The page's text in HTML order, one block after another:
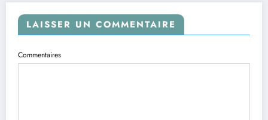
LAISSER UN COMMENTAIRE
Commentaires